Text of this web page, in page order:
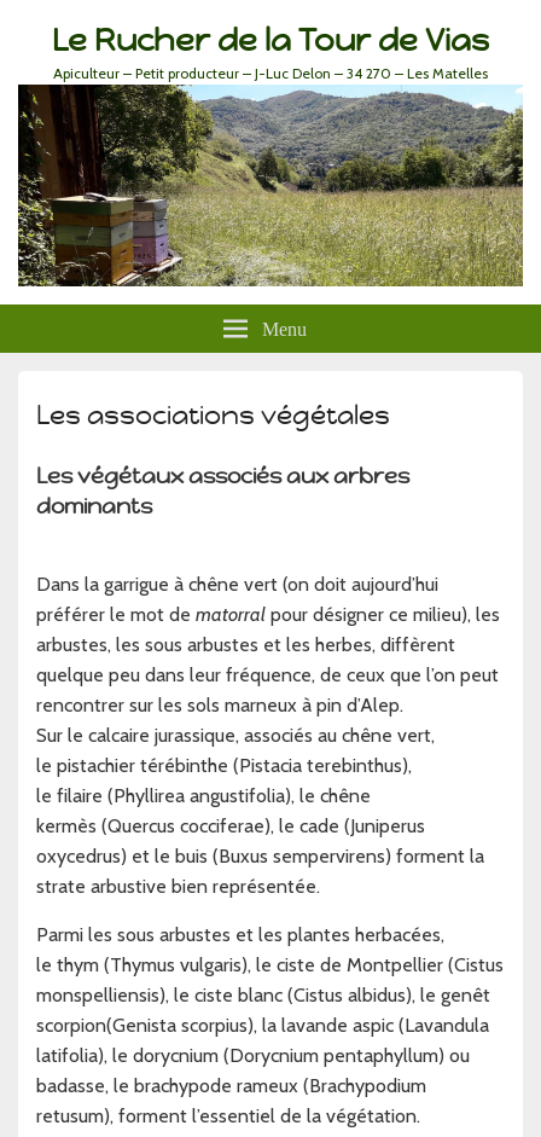
Le Rucher de la Tour de Vias
Apiculteur – Petit producteur – J-Luc Delon – 34 270 – Les Matelles
Menu
Les associations végétales
Les végétaux associés aux arbres
dominants
Dans la garrigue à chêne vert (on doit aujourd’hui
préférer le mot de matorral pour désigner ce milieu), les
arbustes, les sous arbustes et les herbes, diffèrent
quelque peu dans leur fréquence, de ceux que l’on peut
rencontrer sur les sols marneux à pin d’Alep.
Sur le calcaire jurassique, associés au chêne vert,
le pistachier térébinthe (Pistacia terebinthus),
le filaire (Phyllirea angustifolia), le chêne
kermès (Quercus cocciferae), le cade (Juniperus
oxycedrus) et le buis (Buxus sempervirens) forment la
strate arbustive bien représentée.
Parmi les sous arbustes et les plantes herbacées,
le thym (Thymus vulgaris), le ciste de Montpellier (Cistus
monspelliensis), le ciste blanc (Cistus albidus), le genêt
scorpion(Genista scorpius), la lavande aspic (Lavandula
latifolia), le dorycnium (Dorycnium pentaphyllum) ou
badasse, le brachypode rameux (Brachypodium
retusum), forment l’essentiel de la végétation.